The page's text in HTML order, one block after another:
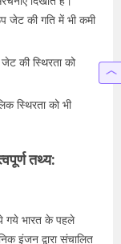
जेट की गति में भी कमी
की स्थिरता को
स्थिरता को भी
तथ्य:
गये भारत के पहले
इंजन द्वारा संचालित